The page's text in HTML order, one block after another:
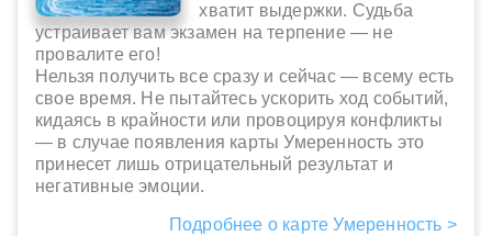
хватит выдержки. Судьба
устраивает вам экзамен на терпение — не
провалите его!
Нельзя получить все сразу и сейчас — всему есть
свое время. Не пытайтесь ускорить ход событий,
кидаясь в крайности или провоцируя конфликты
— в случае появления карты Умеренность это
принесет лишь отрицательный результат и
негативные эмоции.
Подробнее о карте Умеренность >